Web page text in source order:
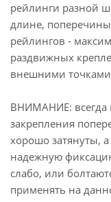
рейлинги разной
длине,
рейлингов -
раздвижных
внешними
ВНИМАНИЕ: всегда
закрепления
хорошо затянуты,
надежную
слабо, или
применять на